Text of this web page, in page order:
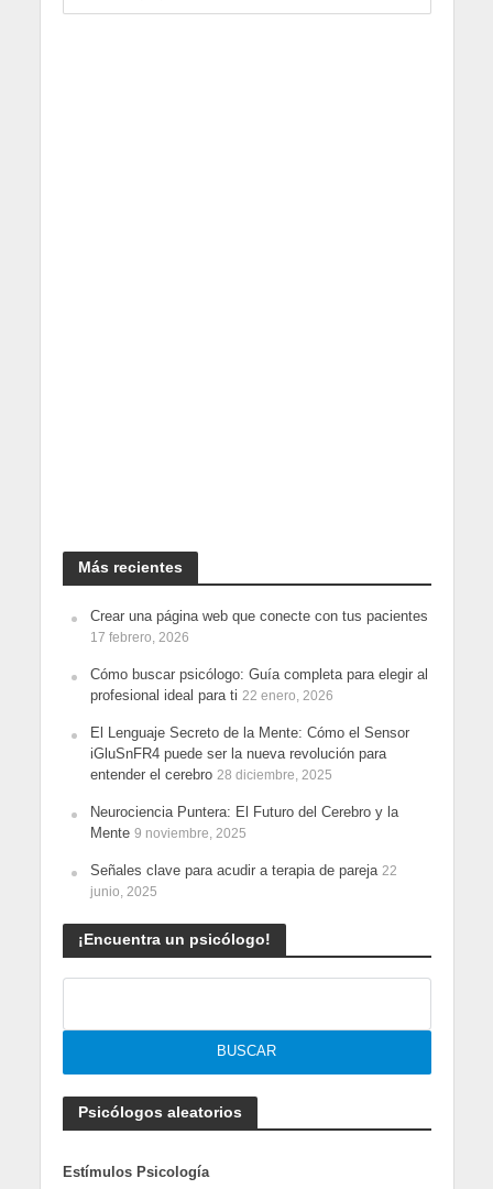
Más recientes
Crear una página web que conecte con tus pacientes
17 febrero, 2026
Cómo buscar psicólogo: Guía completa para elegir al
profesional ideal para ti 22 enero, 2026
El Lenguaje Secreto de la Mente: Cómo el Sensor
iGluSnFR4 puede ser la nueva revolución para
entender el cerebro 28 diciembre, 2025
Neurociencia Puntera: El Futuro del Cerebro y la
Mente 9 noviembre, 2025
Señales clave para acudir a terapia de pareja 22
junio, 2025
¡Encuentra un psicólogo!
Psicólogos aleatorios
Estímulos Psicología